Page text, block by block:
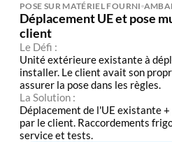
POSE SUR MATÉRIEL FOURNI
Déplacement UE et pose
client
Le Défi :
Unité extérieure existante à
installer. Le client avait son
assurer la pose dans les règles.
La Solution :
Déplacement de l'UE existante
par le client. Raccordements
service et tests.